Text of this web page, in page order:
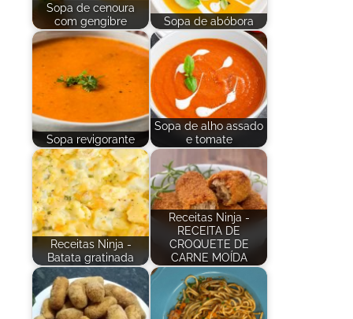
Sopa de cenoura
com gengibre
Sopa de abóbora
Sopa revigorante
Sopa de alho assado
e tomate
Receitas Ninja -
Batata gratinada
Receitas Ninja -
RECEITA DE
CROQUETE DE
CARNE MOÍDA